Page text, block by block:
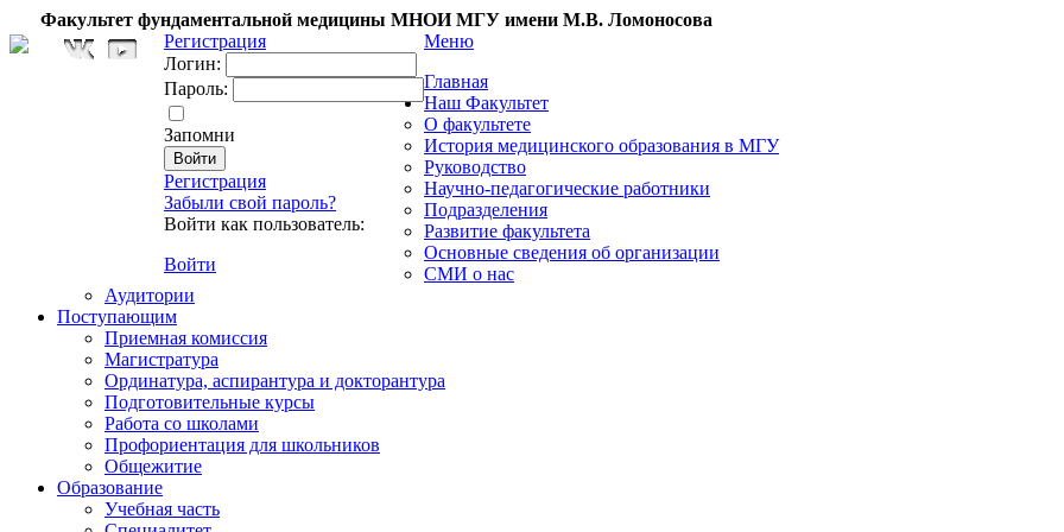
Факультет фундаментальной медицины МНОИ МГУ имени М.В. Ломоносова
Регистрация
Логин:
Пароль:
Запомни
Регистрация
Забыли свой пароль?
Войти как пользователь:
Войти
Меню
Главная
Наш Факультет
О факультете
История медицинского образования в МГУ
Руководство
Научно-педагогические работники
Подразделения
Развитие факультета
Основные сведения об организации
СМИ о нас
Аудитории
Поступающим
Приемная комиссия
Магистратура
Ординатура, аспирантура и докторантура
Подготовительные курсы
Работа со школами
Профориентация для школьников
Общежитие
Образование
Учебная часть